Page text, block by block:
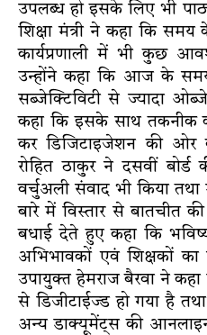
उपलब्ध हो इसके लिए भी
शिक्षा मंत्री ने कहा कि समय
कार्यप्रणाली में भी कुछ
उन्होंने कहा कि आज के
सब्जेक्टिविटी से ज्यादा
कहा कि इसके साथ तकनीक
कर डिजिटाइजेशन की ओर
रोहित ठाकुर ने दसवीं बोर्ड
वर्चुअली संवाद भी किया
बारे में विस्तार से बातचीत
बधाई देते हुए कहा कि
अभिभावकों एवं शिक्षकों
उपायुक्त हेमराज बैरवा ने कहा
से डिजीटाईज्ड हो गया है तथा
अन्य डाक्यूमेंट्स की